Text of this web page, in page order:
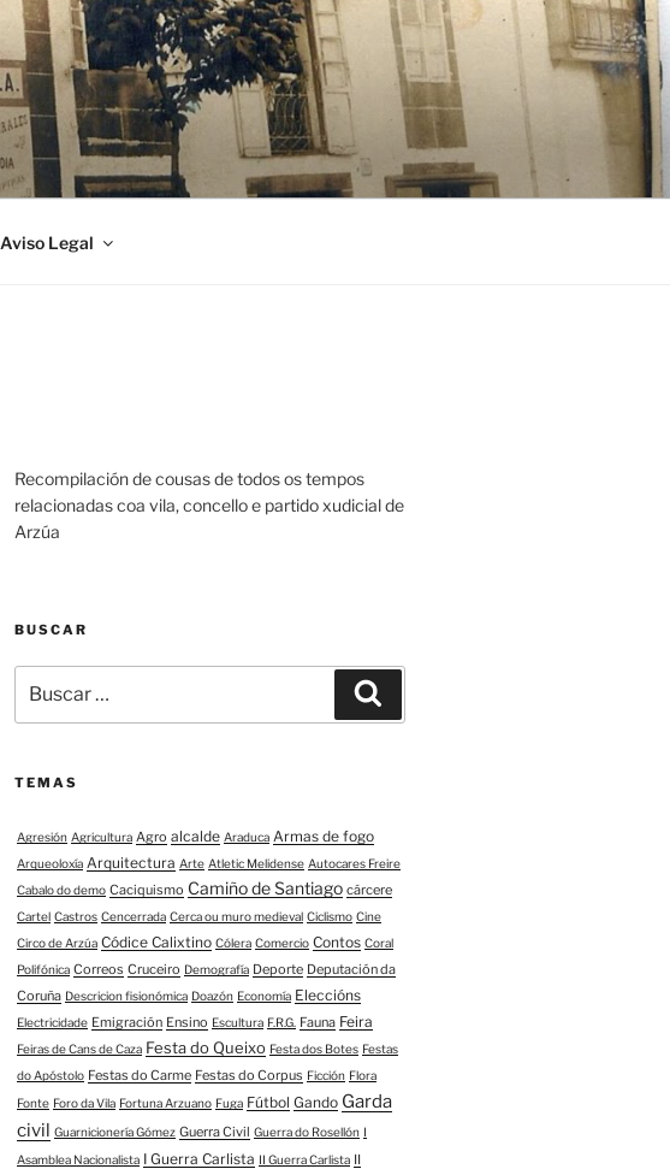
Aviso Legal
Recompilación de cousas de todos os tempos
relacionadas coa vila, concello e partido xudicial de
Arzúa
BUSCAR
TEMAS
Agresión Agricultura Agro alcalde Araduca Armas de fogo
Arqueoloxía Arquitectura Arte Atletic Melidense Autocares Freire
Cabalo do demo Caciquismo Camiño de Santiago cárcere
Cartel Castros Cencerrada Cerca ou muro medieval Ciclismo Cine
Circo de Arzúa Códice Calixtino Cólera Comercio Contos Coral
Polifónica Correos Cruceiro Demografía Deporte Deputación da
Coruña Descricion fisionómica Doazón Economía Eleccións
Electricidade Emigración Ensino Escultura F.R.G. Fauna Feira
Feiras de Cans de Caza Festa do Queixo Festa dos Botes Festas
do Apóstolo Festas do Carme Festas do Corpus Ficción Flora
Fonte Foro da Vila Fortuna Arzuano Fuga Fútbol Gando Garda
civil Guarnicionería Gómez Guerra Civil Guerra do Rosellón I
Asamblea Nacionalista I Guerra Carlista II Guerra Carlista II